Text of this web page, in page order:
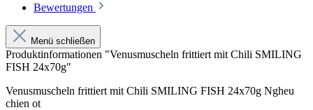
Bewertungen
Menü schließen
Produktinformationen "Venusmuscheln frittiert mit Chili SMILING
FISH 24x70g"
Venusmuscheln frittiert mit Chili SMILING FISH 24x70g Ngheu
chien ot